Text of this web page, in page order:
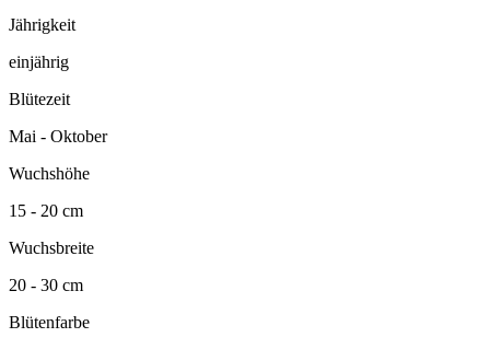
Jährigkeit
einjährig
Blütezeit
Mai - Oktober
Wuchshöhe
15 - 20 cm
Wuchsbreite
20 - 30 cm
Blütenfarbe